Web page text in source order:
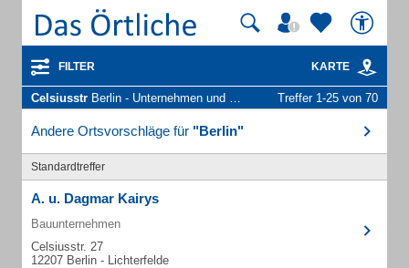
FILTER KARTE
Celsiusstr Berlin - Unternehmen und Personen Treffer 1-25 von 70
Andere Ortsvorschläge für "Berlin"
Standardtreffer
A. u. Dagmar Kairys
Bauunternehmen
Celsiusstr. 27
12207 Berlin - Lichterfelde